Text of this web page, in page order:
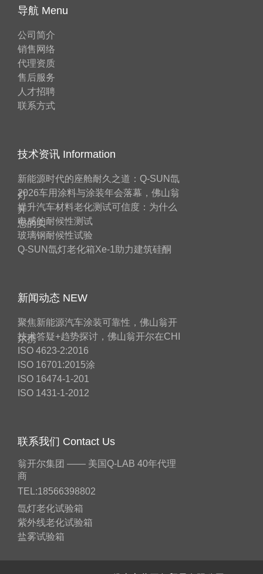
导航 Menu
公司简介
销售网络
代理资质
售后服务
人才招聘
联系方式
技术资讯 Information
新能源时代的座舱耐久之道：Q-SUN氙
灯
2026车用涂料与涂装年会落幕，佛山翁
开
提升汽车材料老化测试可信度：为什么
您的实
电感的耐候性测试
玻璃钢耐候性试验
Q-SUN氙灯老化箱Xe-1助力建筑硅酮
新闻动态 NEW
聚焦新能源汽车涂装可靠性，佛山翁开
尔携
技术答疑+趋势探讨，佛山翁开尔在CHI
ISO 4623-2:2016
ISO 16701:2015涂
ISO 16474-1-201
ISO 1431-1-2012
联系我们 Contact Us
翁开尔集团 —— 美国Q-LAB 40年代理
商
TEL:18566398802
氙灯老化试验箱
紫外线老化试验箱
盐雾试验箱